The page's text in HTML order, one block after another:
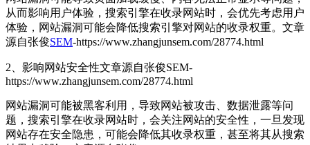
从而影响用户体验，搜索引擎在收录网站时，会优先考虑用户
体验，网站漏洞可能会降低搜索引擎对网站的收录权重。 文章
源自张俊SEM-https://www.zhangjunsem.com/28774.html
2、影响网站安全性文章源自张俊SEM-
https://www.zhangjunsem.com/28774.html
网站漏洞可能被黑客利用，导致网站被攻击、数据泄露等问
题，搜索引擎在收录网站时，会关注网站的安全性，一旦发现
网站存在安全隐患，可能会降低其收录权重，甚至将其从搜索